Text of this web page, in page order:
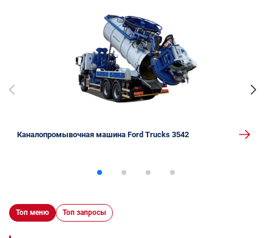
Каналопромывочная машина Ford Trucks 3542
Топ меню Топ запросы